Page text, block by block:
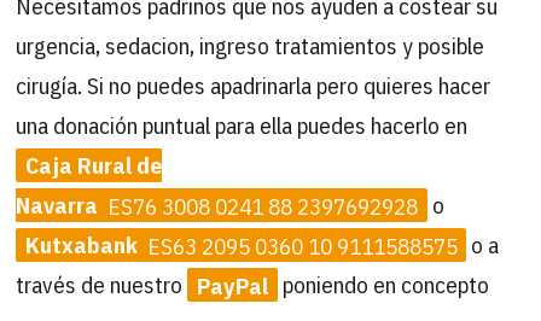
urgencia, sedacion, ingreso tratamientos y posible
cirugía. Si no puedes apadrinarla pero quieres hacer
una donación puntual para ella puedes hacerlo en
Caja Rural de
Navarra ES76 3008 0241 88 2397692928 o
Kutxabank ES63 2095 0360 10 9111588575 o a
través de nuestro PayPal poniendo en concepto